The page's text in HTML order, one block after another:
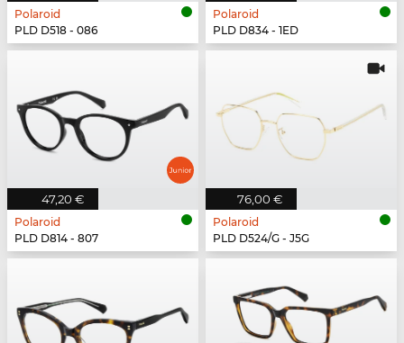
Polaroid
PLD D518 - 086
Polaroid
PLD D834 - 1ED
47,20 €
Polaroid
PLD D814 - 807
76,00 €
Polaroid
PLD D524/G - J5G